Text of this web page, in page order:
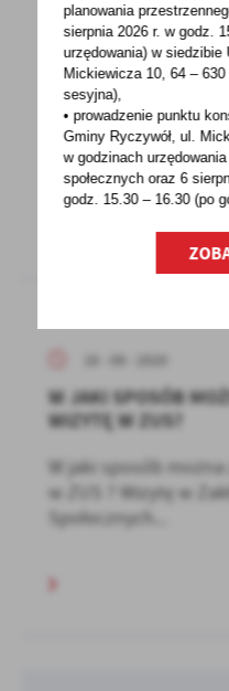
W KONTAKCIE Z
KORZYSTAJ Z
OBSŁUGI KLIENTA
Zachęcamy do
form rozliczeń i
wyjątkowych...
16 - 09 - 2020
W JAKI SPOSÓB
WIZYTĘ W ZUS?
W jaki sposób
w ZUS ? Wizytę w
Społecznych...
planowania
sierpnia 2026 r.w godz.
urzędowania) w siedzibie
Mickiewicza 10, 64 –
sesyjna),
• prowadzenie punktu
Gminy Ryczywół, ul.
w godzinach
społecznych oraz 6
godz. 15.30 – 16.30 (po